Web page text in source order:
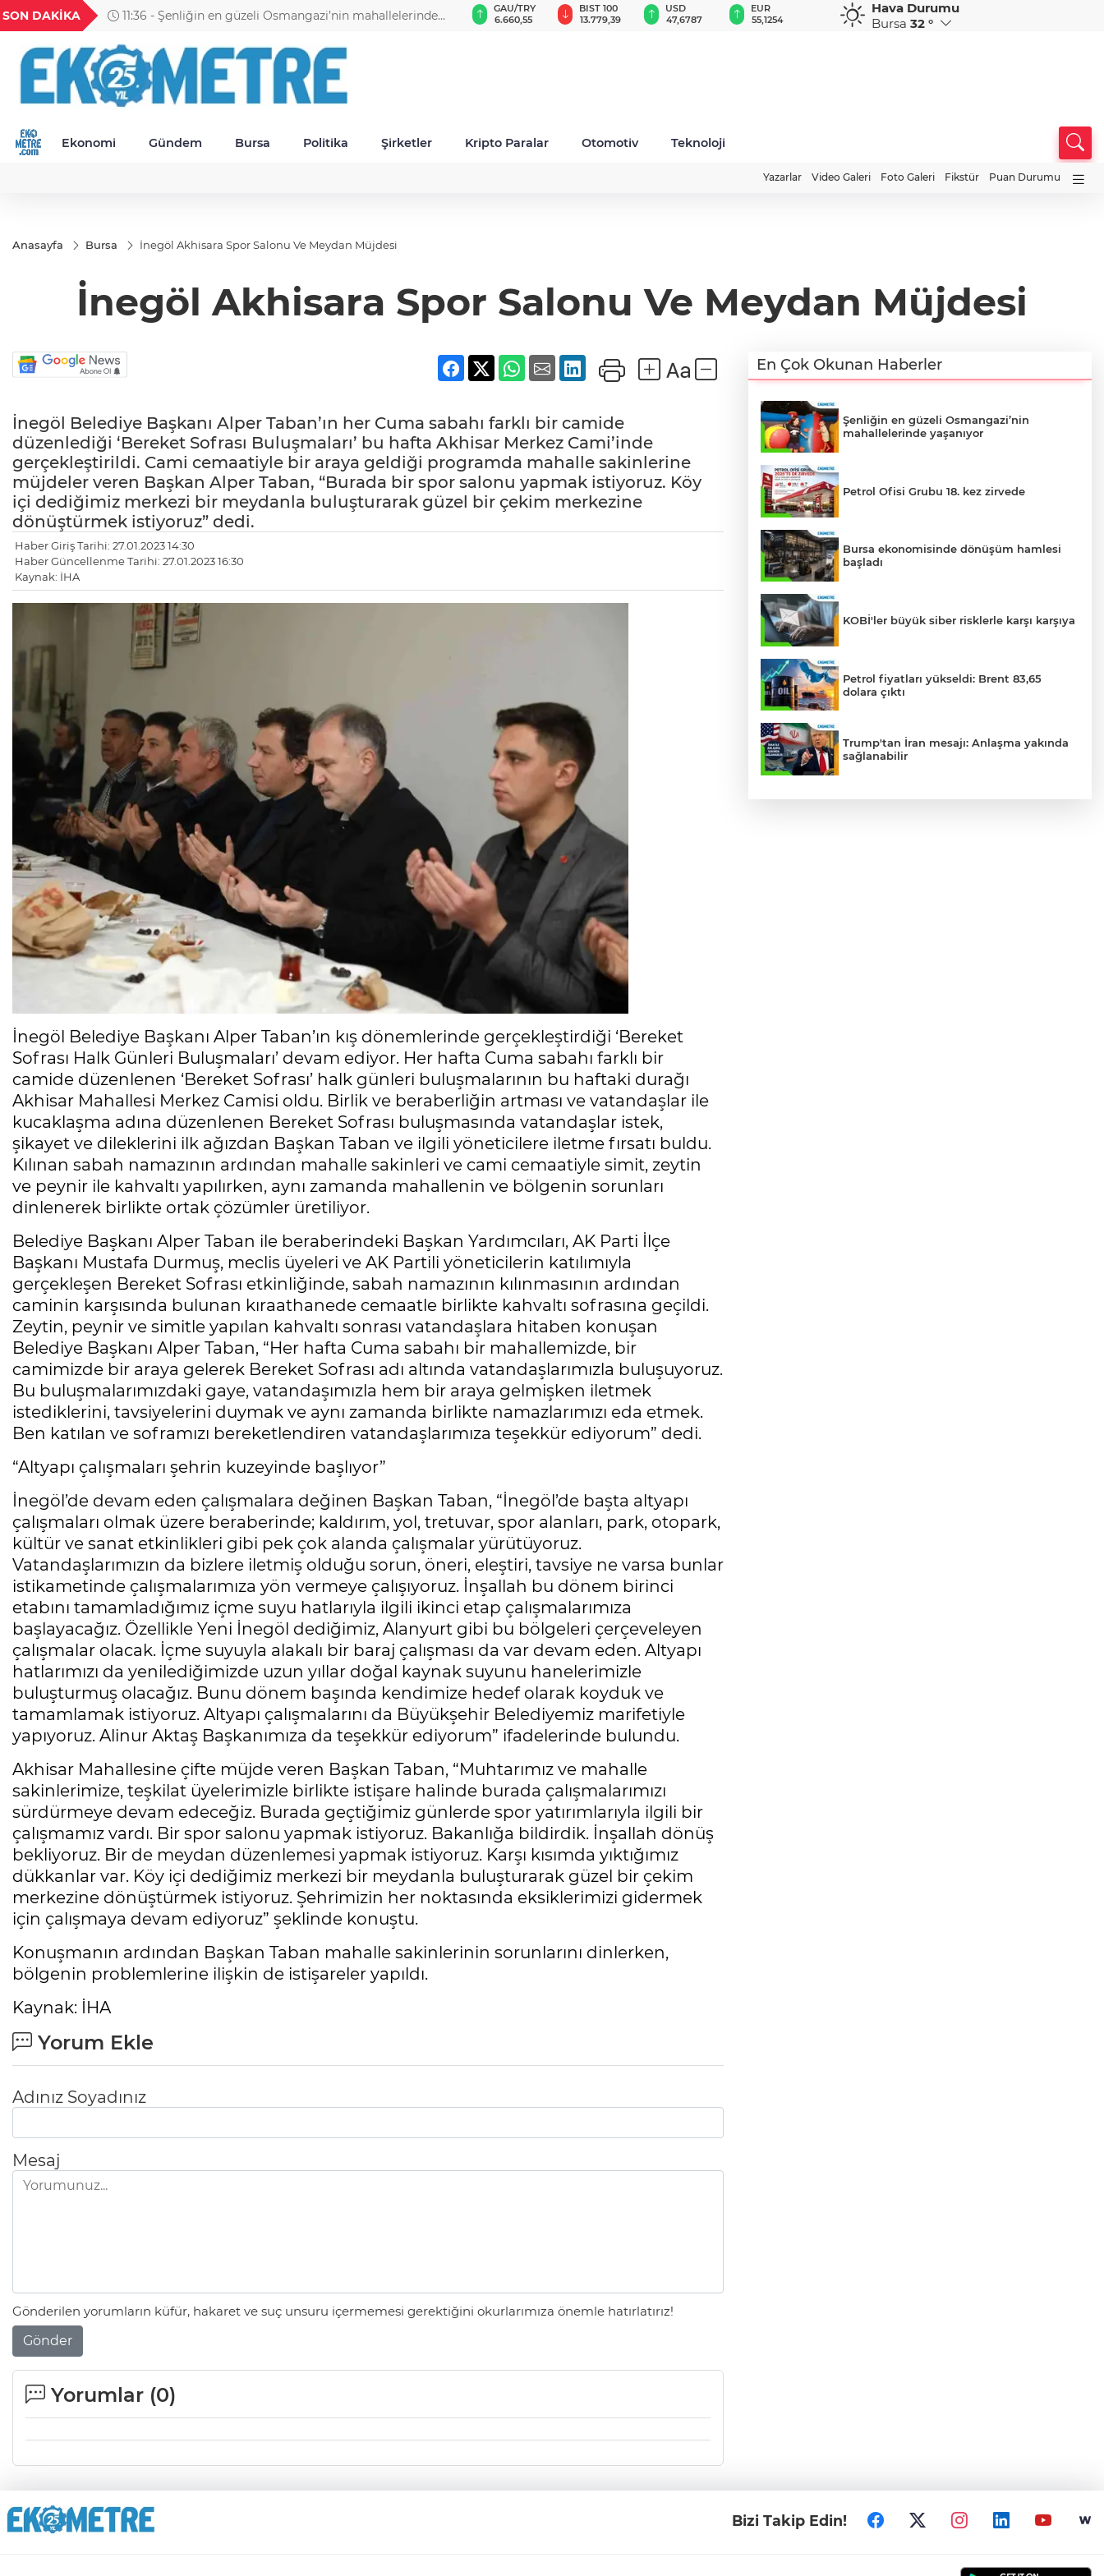
SON DAKİKA 11:30 - Petrol Ofisi Grubu 18. kez zirvede
18,2677
TND
16,3788
BGN
27,9743
VND
0,0018
GAU/TRY
6.660,55
BIST 100
13.779,39
USD
47,6787
EUR
55,1254
GBP
64,3468
CHF
59,0083
CAD
34,1883
Hava Durumu
Bursa 32 °
Ekonomi Gündem Bursa Politika Şirketler Kripto Paralar Otomotiv Teknoloji
Yazarlar Video Galeri Foto Galeri Fikstür Puan Durumu
Anasayfa Bursa İnegöl Akhisara Spor Salonu Ve Meydan Müjdesi
İnegöl Akhisara Spor Salonu Ve Meydan Müjdesi
İnegöl Belediye Başkanı Alper Taban’ın her Cuma sabahı farklı bir camide
düzenlediği ‘Bereket Sofrası Buluşmaları’ bu hafta Akhisar Merkez Cami’inde
gerçekleştirildi. Cami cemaatiyle bir araya geldiği programda mahalle sakinlerine
müjdeler veren Başkan Alper Taban, “Burada bir spor salonu yapmak istiyoruz. Köy
içi dediğimiz merkezi bir meydanla buluşturarak güzel bir çekim merkezine
dönüştürmek istiyoruz” dedi.
Haber Giriş Tarihi: 27.01.2023 14:30
Haber Güncellenme Tarihi: 27.01.2023 16:30
Kaynak: İHA
İnegöl Belediye Başkanı Alper Taban’ın kış dönemlerinde gerçekleştirdiği ‘Bereket
Sofrası Halk Günleri Buluşmaları’ devam ediyor. Her hafta Cuma sabahı farklı bir
camide düzenlenen ‘Bereket Sofrası’ halk günleri buluşmalarının bu haftaki durağı
Akhisar Mahallesi Merkez Camisi oldu. Birlik ve beraberliğin artması ve vatandaşlar ile
kucaklaşma adına düzenlenen Bereket Sofrası buluşmasında vatandaşlar istek,
şikayet ve dileklerini ilk ağızdan Başkan Taban ve ilgili yöneticilere iletme fırsatı buldu.
Kılınan sabah namazının ardından mahalle sakinleri ve cami cemaatiyle simit, zeytin
ve peynir ile kahvaltı yapılırken, aynı zamanda mahallenin ve bölgenin sorunları
dinlenerek birlikte ortak çözümler üretiliyor.
Belediye Başkanı Alper Taban ile beraberindeki Başkan Yardımcıları, AK Parti İlçe
Başkanı Mustafa Durmuş, meclis üyeleri ve AK Partili yöneticilerin katılımıyla
gerçekleşen Bereket Sofrası etkinliğinde, sabah namazının kılınmasının ardından
caminin karşısında bulunan kıraathanede cemaatle birlikte kahvaltı sofrasına geçildi.
Zeytin, peynir ve simitle yapılan kahvaltı sonrası vatandaşlara hitaben konuşan
Belediye Başkanı Alper Taban, “Her hafta Cuma sabahı bir mahallemizde, bir
camimizde bir araya gelerek Bereket Sofrası adı altında vatandaşlarımızla buluşuyoruz.
Bu buluşmalarımızdaki gaye, vatandaşımızla hem bir araya gelmişken iletmek
istediklerini, tavsiyelerini duymak ve aynı zamanda birlikte namazlarımızı eda etmek.
Ben katılan ve soframızı bereketlendiren vatandaşlarımıza teşekkür ediyorum” dedi.
“Altyapı çalışmaları şehrin kuzeyinde başlıyor”
İnegöl’de devam eden çalışmalara değinen Başkan Taban, “İnegöl’de başta altyapı
çalışmaları olmak üzere beraberinde; kaldırım, yol, tretuvar, spor alanları, park, otopark,
kültür ve sanat etkinlikleri gibi pek çok alanda çalışmalar yürütüyoruz.
Vatandaşlarımızın da bizlere iletmiş olduğu sorun, öneri, eleştiri, tavsiye ne varsa bunlar
istikametinde çalışmalarımıza yön vermeye çalışıyoruz. İnşallah bu dönem birinci
etabını tamamladığımız içme suyu hatlarıyla ilgili ikinci etap çalışmalarımıza
başlayacağız. Özellikle Yeni İnegöl dediğimiz, Alanyurt gibi bu bölgeleri çerçeveleyen
çalışmalar olacak. İçme suyuyla alakalı bir baraj çalışması da var devam eden. Altyapı
hatlarımızı da yenilediğimizde uzun yıllar doğal kaynak suyunu hanelerimizle
buluşturmuş olacağız. Bunu dönem başında kendimize hedef olarak koyduk ve
tamamlamak istiyoruz. Altyapı çalışmalarını da Büyükşehir Belediyemiz marifetiyle
yapıyoruz. Alinur Aktaş Başkanımıza da teşekkür ediyorum” ifadelerinde bulundu.
Akhisar Mahallesine çifte müjde veren Başkan Taban, “Muhtarımız ve mahalle
sakinlerimize, teşkilat üyelerimizle birlikte istişare halinde burada çalışmalarımızı
sürdürmeye devam edeceğiz. Burada geçtiğimiz günlerde spor yatırımlarıyla ilgili bir
çalışmamız vardı. Bir spor salonu yapmak istiyoruz. Bakanlığa bildirdik. İnşallah dönüş
bekliyoruz. Bir de meydan düzenlemesi yapmak istiyoruz. Karşı kısımda yıktığımız
dükkanlar var. Köy içi dediğimiz merkezi bir meydanla buluşturarak güzel bir çekim
merkezine dönüştürmek istiyoruz. Şehrimizin her noktasında eksiklerimizi gidermek
için çalışmaya devam ediyoruz” şeklinde konuştu.
Konuşmanın ardından Başkan Taban mahalle sakinlerinin sorunlarını dinlerken,
bölgenin problemlerine ilişkin de istişareler yapıldı.
Kaynak: İHA
Yorum Ekle
Adınız Soyadınız
Mesaj
Gönderilen yorumların küfür, hakaret ve suç unsuru içermemesi gerektiğini okurlarımıza önemle hatırlatırız!
Gönder
Yorumlar (0)
En Çok Okunan Haberler
Şenliğin en güzeli Osmangazi’nin
mahallelerinde yaşanıyor
Petrol Ofisi Grubu 18. kez zirvede
Bursa ekonomisinde dönüşüm hamlesi
başladı
KOBİ'ler büyük siber risklerle karşı karşıya
Petrol fiyatları yükseldi: Brent 83,65
dolara çıktı
Trump'tan İran mesajı: Anlaşma yakında
sağlanabilir
Bizi Takip Edin!